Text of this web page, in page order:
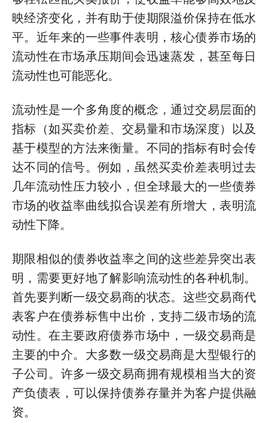
映经济变化，并有助于使期限溢价保持在低水
平。近年来的一些事件表明，核心债券市场的
流动性在市场承压期间会迅速蒸发，甚至每日
流动性也可能恶化。
流动性是一个多角度的概念，通过交易层面的
指标（如买卖价差、交易量和市场深度）以及
基于模型的方法来衡量。不同的指标有时会传
达不同的信号。例如，虽然买卖价差表明过去
几年流动性压力较小，但全球最大的一些债券
市场的收益率曲线拟合误差有所增大，表明流
动性下降。
期限相似的债券收益率之间的这些差异突出表
明，需要更好地了解影响流动性的各种机制。
首先要判断一级交易商的状态。这些交易商代
表客户在债券标售中出价，支持二级市场的流
动性。在主要政府债券市场中，一级交易商是
主要的中介。大多数一级交易商是大型银行的
子公司。许多一级交易商拥有规模相当大的资
产负债表，可以保持债券存量并为客户提供融
资。